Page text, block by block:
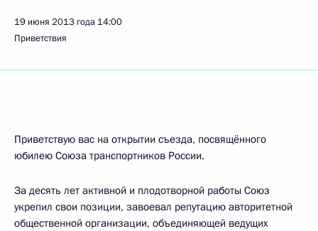
19 июня 2013 года 14:00
Приветствия
Приветствую вас на открытии съезда, посвящённого
юбилею Союза транспортников России.
За десять лет активной и плодотворной работы Союз
укрепил свои позиции, завоевал репутацию авторитетной
общественной организации, объединяющей ведущих